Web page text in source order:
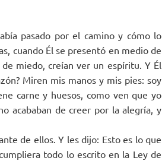
pasado por el camino y cómo lo
cuando Él se presentó en medio de
miedo, creían ver un espíritu. Y Él
Miren mis manos y mis pies: soy
carne y huesos, como ven que yo
acababan de creer por la alegría, y
de ellos. Y les dijo: Esto es lo que
todo lo escrito en la Ley de